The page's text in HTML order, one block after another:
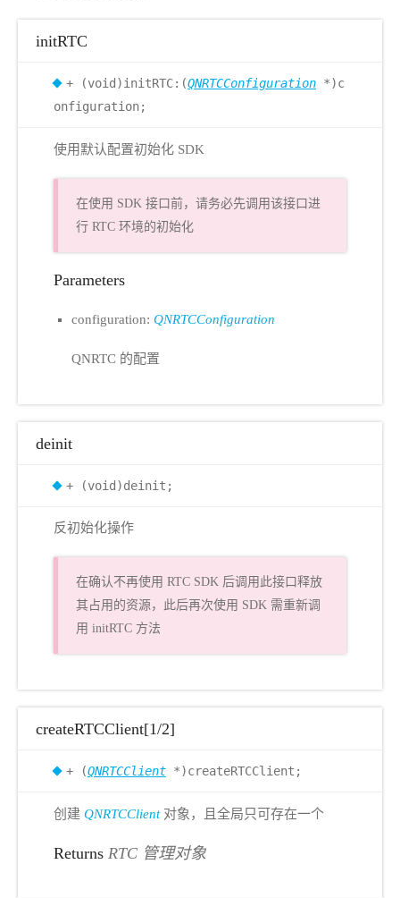
initRTC
+ (void)initRTC:(QNRTCConfiguration *)c
onfiguration;
使用默认配置初始化 SDK
在使用 SDK 接口前，请务必先调用该接口进
行 RTC 环境的初始化
Parameters
configuration: QNRTCConfiguration
QNRTC 的配置
deinit
+ (void)deinit;
反初始化操作
在确认不再使用 RTC SDK 后调用此接口释放
其占用的资源，此后再次使用 SDK 需重新调
用 initRTC 方法
createRTCClient[1/2]
+ (QNRTCClient *)createRTCClient;
创建 QNRTCClient对象，且全局只可存在一个
Returns RTC 管理对象